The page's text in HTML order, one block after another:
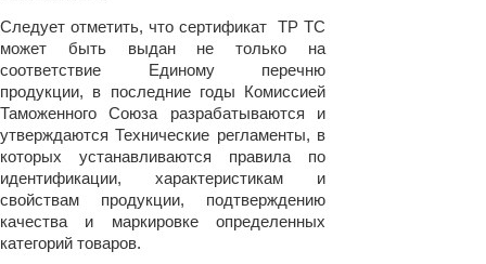
Следует отметить, что сертификат ТР ТС
может быть выдан не только на
соответствие Единому перечню
продукции, в последние годы Комиссией
Таможенного Союза разрабатываются и
утверждаются Технические регламенты, в
которых устанавливаются правила по
идентификации, характеристикам и
свойствам продукции, подтверждению
качества и маркировке определенных
категорий товаров.